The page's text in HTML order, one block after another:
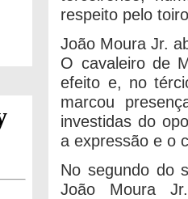
respeito pelo
João Moura Jr.
O cavaleiro de
efeito e, no
marcou
investidas do
a expressão e o
No segundo do
João Moura